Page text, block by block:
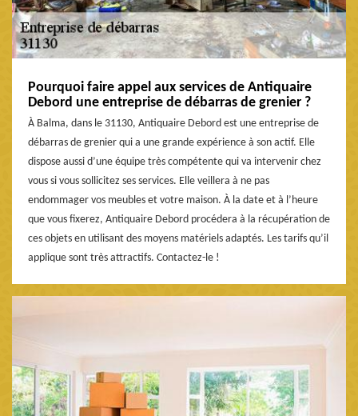
Pourquoi faire appel aux services de Antiquaire
Debord une entreprise de débarras de grenier ?
À Balma, dans le 31130, Antiquaire Debord est une entreprise de
débarras de grenier qui a une grande expérience à son actif. Elle
dispose aussi d’une équipe très compétente qui va intervenir chez
vous si vous sollicitez ses services. Elle veillera à ne pas
endommager vos meubles et votre maison. À la date et à l’heure
que vous fixerez, Antiquaire Debord procédera à la récupération de
ces objets en utilisant des moyens matériels adaptés. Les tarifs qu’il
applique sont très attractifs. Contactez-le !